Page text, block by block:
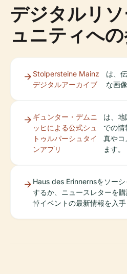
デジタルリ
ュニティへ
Stolpersteine Mainz
デジタルアーカイブ
は、
な画
ギュンター・デムニ
ッヒによる公式シュ
トゥルパーシュタイ
ンアプリ
は、
での
真やコ
ます。
Haus des Erinnernsをソー
するか、ニュースレターを
悼イベントの最新情報を入手